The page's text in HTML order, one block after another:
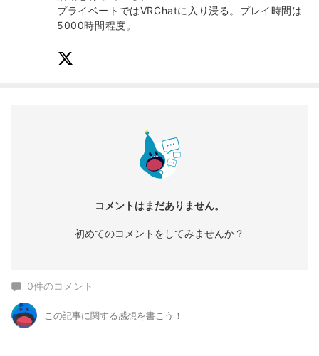
プライベートではVRChatに入り浸る。プレイ時間は
5000時間程度。
コメントはまだありません。
初めてのコメントをしてみませんか？
0件のコメント